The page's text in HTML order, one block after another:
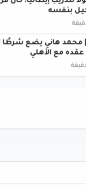
بنفسه
هاني يضع شرطًا
عقده مع الأهلي